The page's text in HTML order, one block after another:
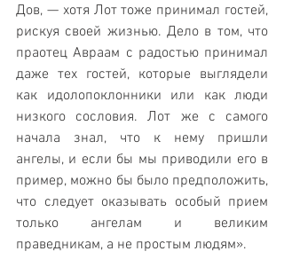
Дов, — хотя Лот тоже принимал гостей,
рискуя своей жизнью. Дело в том, что
праотец Авраам с радостью принимал
даже тех гостей, которые выглядели
как идолопоклонники или как люди
низкого сословия. Лот же с самого
начала знал, что к нему пришли
ангелы, и если бы мы приводили его в
пример, можно бы было предположить,
что следует оказывать особый прием
только ангелам и великим
праведникам, а не простым людям».